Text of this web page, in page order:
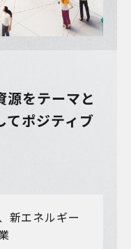
源をテーマと
てポジティブ
新エネルギー